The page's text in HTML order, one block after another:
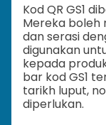
Kod QR GS1
Mereka boleh
dan serasi
digunakan
kepada
bar kod GS1
tarikh luput,
diperlukan.